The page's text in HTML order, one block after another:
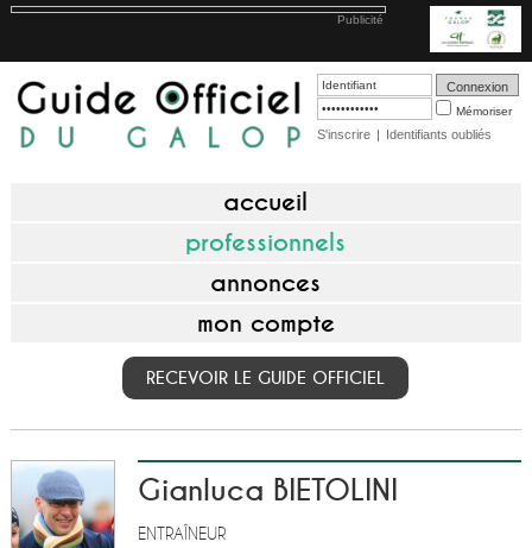
Publicité
Mémoriser
S'inscrire | Identifiants oubliés
accueil
professionnels
annonces
mon compte
RECEVOIR LE GUIDE OFFICIEL
Gianluca BIETOLINI
ENTRAÎNEUR